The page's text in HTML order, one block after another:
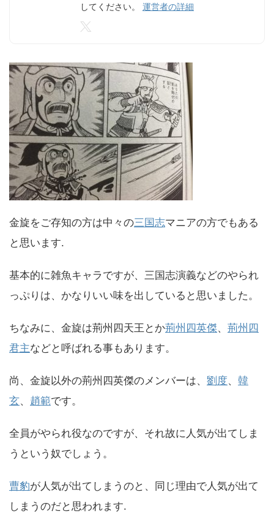
してください。 運営者の詳細
金旋をご存知の方は中々の三国志マニアの方でもある
と思います.
基本的に雑魚キャラですが、三国志演義などのやられ
っぷりは、かなりいい味を出していると思いました。
ちなみに、金旋は荊州四天王とか荊州四英傑、 荊州四
君主などと呼ばれる事もあります。
尚、金旋以外の荊州四英傑のメンバーは、 劉度、 韓
玄、 趙範です。
全員がやられ役なのですが、それ故に人気が出てしま
うという奴でしょう。
曹豹が人気が出てしまうのと、同じ理由で人気が出て
しまうのだと思われます.